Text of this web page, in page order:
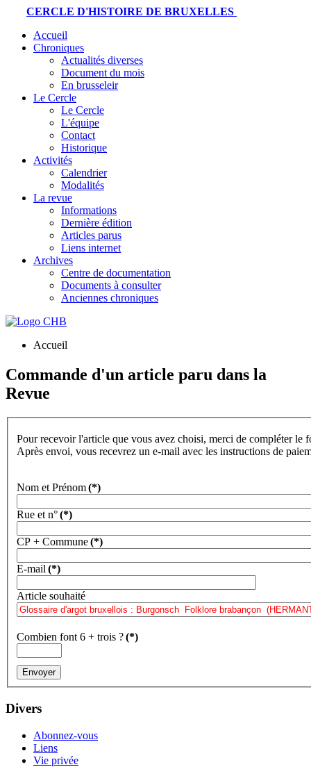
CERCLE D'HISTOIRE DE BRUXELLES
Accueil
Chroniques
Actualités diverses
Document du mois
En brusseleir
Le Cercle
Le Cercle
L'équipe
Contact
Historique
Activités
Calendrier
Modalités
La revue
Informations
Dernière édition
Articles parus
Liens internet
Archives
Centre de documentation
Documents à consulter
Anciennes chroniques
Accueil
Commande d'un article paru dans la
Revue
Pour recevoir l'article que vous avez choisi, merci de compléter le
Après envoi, vous recevrez un e-mail avec les instructions de
Nom et Prénom(*)
Rue et n°(*)
CP + Commune(*)
E-mail(*)
Article souhaité
Combien font 6 + trois ?(*)
Divers
Abonnez-vous
Liens
Vie privée